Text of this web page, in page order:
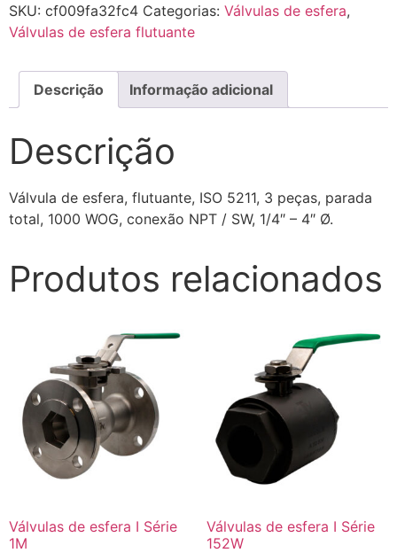
SKU: cf009fa32fc4 Categorias: Válvulas de esfera,
Válvulas de esfera flutuante
Descrição Informação adicional
Descrição
Válvula de esfera, flutuante, ISO 5211, 3 peças, parada
total, 1000 WOG, conexão NPT / SW, 1/4″ – 4″ Ø.
Produtos relacionados
Válvulas de esfera I Série
1M
Válvulas de esfera I Série
152W